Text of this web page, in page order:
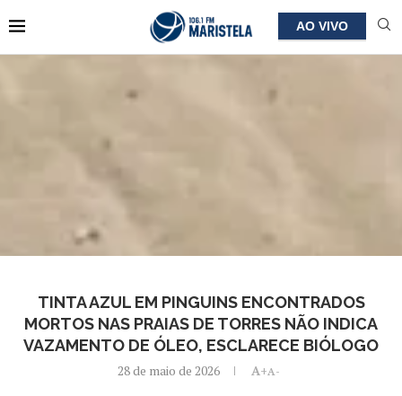
AO VIVO
TINTA AZUL EM PINGUINS ENCONTRADOS
MORTOS NAS PRAIAS DE TORRES NÃO INDICA
VAZAMENTO DE ÓLEO, ESCLARECE BIÓLOGO
28 de maio de 2026 A+A-